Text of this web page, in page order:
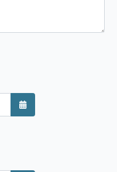
Kalender öffnen